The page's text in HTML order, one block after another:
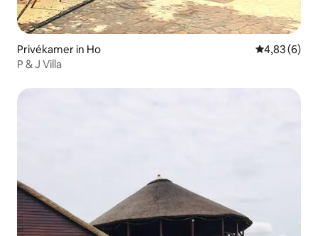
Privékamer in Ho Gemiddelde
4,83 (6)
P & J Villa